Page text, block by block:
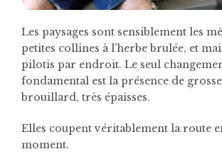
Les paysages sont sensiblement les
petites collines à l’herbe brulée, et
pilotis par endroit. Le seul
fondamental est la présence de
brouillard, très épaisses.
Elles coupent véritablement la route
moment.